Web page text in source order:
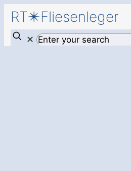
RT✴️Fliesenleger
✕